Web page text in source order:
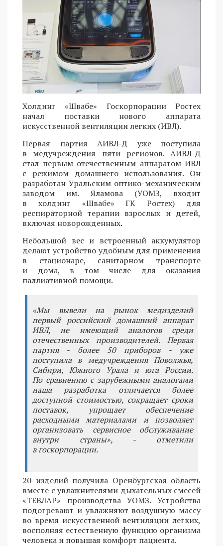
Холдинг «Швабе» Госкорпорации Ростех
начал поставки нового аппарата
искусственной вентиляции легких (ИВЛ).
Первая партия АИВЛ-Д уже поступила
в медучреждения пяти регионов. АИВЛ-Д
стал первым отечественным аппаратом ИВЛ
с режимом домашнего использования. Он
разработан Уральским оптико-механическим
заводом им. Яламова (УОМЗ, входит
в холдинг «Швабе» ГК Ростех) для
респираторной терапии взрослых и детей,
включая новорожденных.
Небольшой вес и встроенный аккумулятор
делают устройство удобным для применения
в стационаре, санитарном транспорте
и дома, в том числе для оказания
паллиативной помощи.
«Мы вывели на рынок медизделий
первый российский домашний аппарат
ИВЛ, не имеющий аналогов среди
отечественных производителей. Первая
партия - более 50 приборов - уже
поступила в медучреждения Поволжья,
Сибири, Южного Урала и юга России.
По сравнению с зарубежными аналогами
наша разработка отличается более
доступной стоимостью, сокращает сроки
поставок, упрощает обеспечение
расходными материалами и позволяет
организовать сервисное обслуживание
внутри страны», - отметили
в госкорпорации.
20 изделий получила Оренбургская область
вместе с увлажнителями дыхательных смесей
«ТЕВЛАР» производства УОМЗ. Устройства
подогревают и увлажняют воздушную массу
во время искусственной вентиляции легких,
восполняя естественную функцию организма
человека и повышая комфорт пациента.